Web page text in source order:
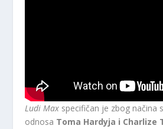
Ludi Max specifičan je zbog načina
odnosa Toma Hardyja i Charlize